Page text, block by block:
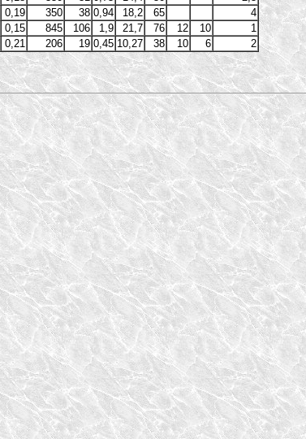
0,19 350 38 0,94 18,2 65
4
0,15 845 106 1,9 21,7 76 12 10
1
0,21 206 19 0,45 10,27 38 10 6 2